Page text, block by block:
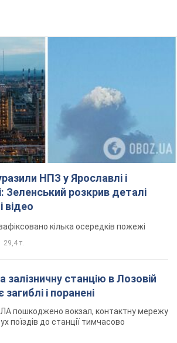
НПЗ у Ярославлі і
розкрив деталі
операції. Фото і відео
кілька осередків пожежі
29,4 т.
залізничну станцію в Лозовій
і поранені
пошкоджено вокзал, контактну мережу
поїздів до станції тимчасово
клопотання прокуратури